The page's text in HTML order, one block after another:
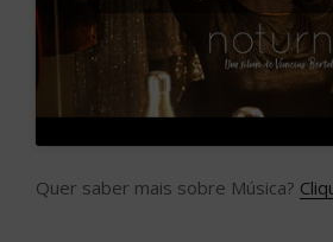
Quer saber mais sobre Música?